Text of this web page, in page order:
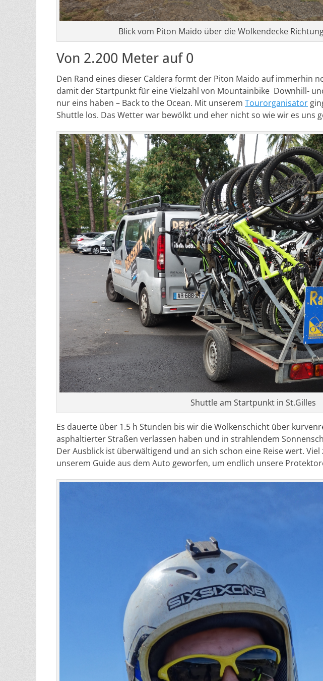
Blick vom Piton Maido über die Wolkendecke
Von 2.200 Meter auf 0
Den Rand eines dieser Caldera formt der Piton Maido auf immerhin
damit der Startpunkt für eine Vielzahl von Mountainbike Downhill-
nur eins haben – Back to the Ocean. Mit unserem Tourorganisator
Shuttle los. Das Wetter war bewölkt und eher nicht so wie wir es uns
Shuttle am Startpunkt in St.Gilles
Es dauerte über 1.5 h Stunden bis wir die Wolkenschicht über
asphaltierter Straßen verlassen haben und in strahlendem
Der Ausblick ist überwältigend und an sich schon eine Reise wert.
unserem Guide aus dem Auto geworfen, um endlich unsere